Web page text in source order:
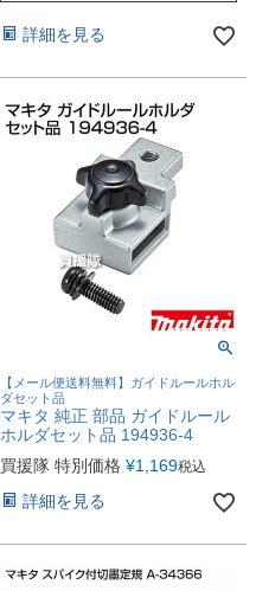
詳細を見る
【メール便送料無料】ガイドルールホル
ダセット品
マキタ 純正 部品 ガイドルール
ホルダセット品 194936-4
買援隊 特別価格 ¥1,169税込
詳細を見る